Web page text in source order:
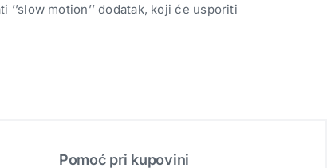
motion’’ dodatak, koji će usporiti
Pomoć pri kupovini